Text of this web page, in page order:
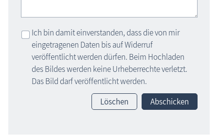
Ich bin damit einverstanden, dass die von mir
eingetragenen Daten bis auf Widerruf
veröffentlicht werden dürfen. Beim Hochladen
des Bildes werden keine Urheberrechte verletzt.
Das Bild darf veröffentlicht werden.
Löschen
Abschicken